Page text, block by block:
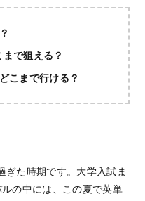
で狙える？
こまで行ける？
ぎた時期です。大学入試ま
の中には、この夏で英単